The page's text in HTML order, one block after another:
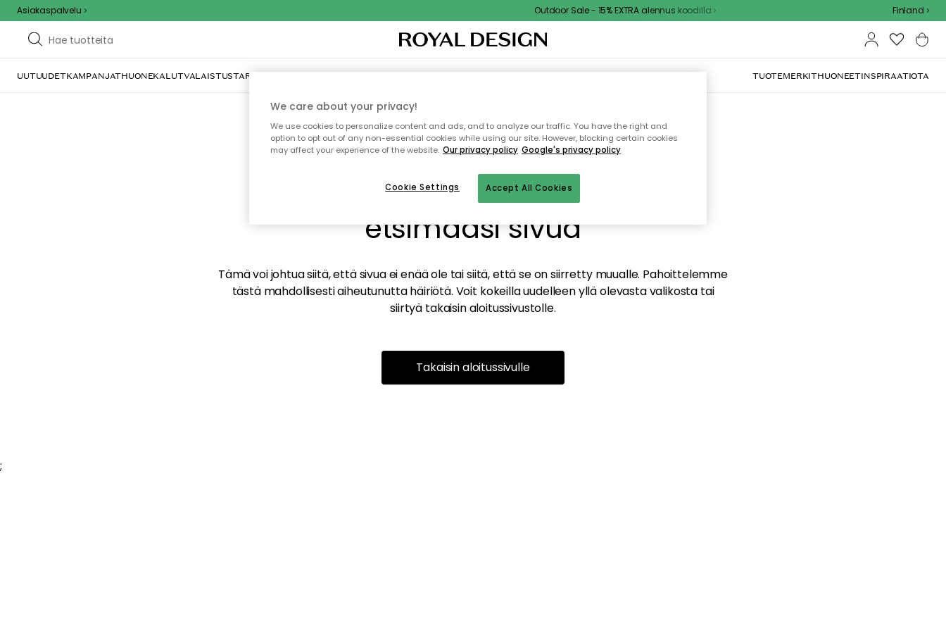
Asiakaspalvelu Outdoor Sale - 15% EXTRA alennus koodilla Finland
UUTUUDETKAMPANJATHUONEKALUTVALAISTUSTARJOILU JA KATTAUSSISUSTUSTEKSTIILIT & MATOTKEITTIÖSÄILYTYSULKOKALUSTEET TUOTEMERKITHUONEETINSPIRAATIOTA
Emme valitettavasti löydä
etsimääsi sivua
Tämä voi johtua siitä, että sivua ei enää ole tai siitä, että se on siirretty muualle. Pahoittelemme
tästä mahdollisesti aiheutunutta häiriötä. Voit kokeilla uudelleen yllä olevasta valikosta tai
siirtyä takaisin aloitussivustolle.
Takaisin aloitussivulle
;
We care about your privacy!
We use cookies to personalize content and ads, and to analyze our traffic. You have the right and
option to opt out of any non-essential cookies while using our site. However, blocking certain cookies
may affect your experience of the website. Our privacy policy Google's privacy policy
Accept All Cookies
Cookie Settings